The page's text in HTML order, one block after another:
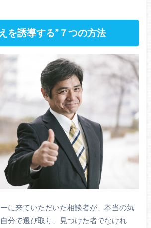
を誘導する”７つの方法
に来ていただいた相談者が、本当の気
分で選び取り、見つけた者でなけれ